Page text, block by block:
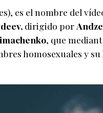
es el nombre del
dirigido por
, que
homosexuales y